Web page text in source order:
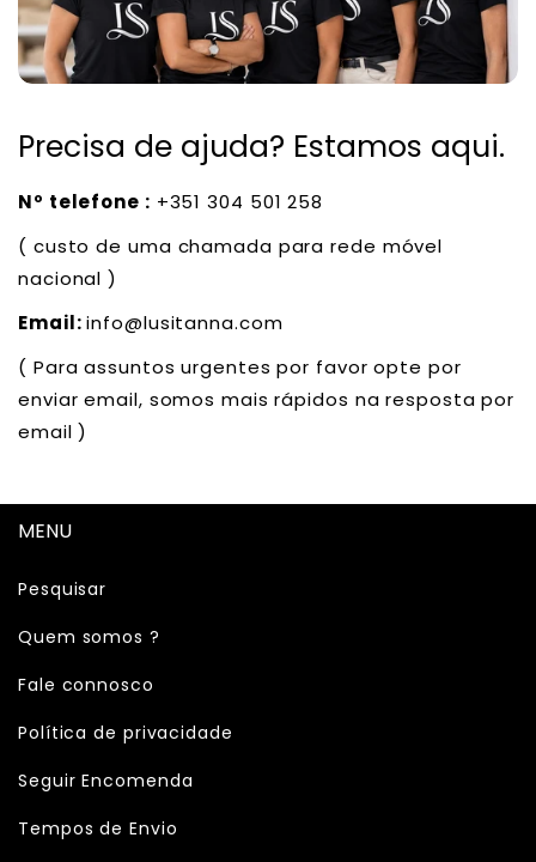
Precisa de ajuda? Estamos aqui.
Nº telefone : +351 304 501 258
( custo de uma chamada para rede móvel
nacional )
Email:info@lusitanna.com
( Para assuntos urgentes por favor opte por
enviar email, somos mais rápidos na resposta por
email )
MENU
Pesquisar
Quem somos ?
Fale connosco
Política de privacidade
Seguir Encomenda
Tempos de Envio